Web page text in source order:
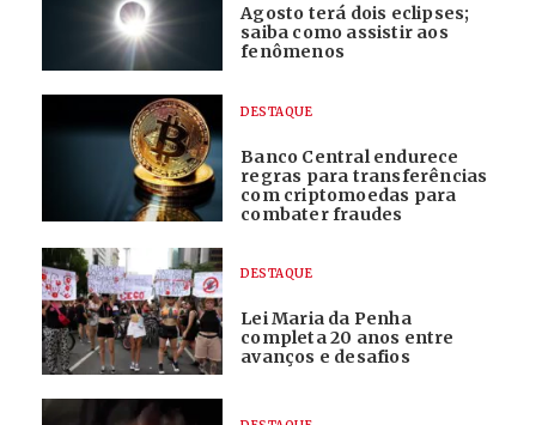
Agosto terá dois eclipses;
saiba como assistir aos
fenômenos
DESTAQUE
Banco Central endurece
regras para transferências
com criptomoedas para
combater fraudes
DESTAQUE
Lei Maria da Penha
completa 20 anos entre
avanços e desafios